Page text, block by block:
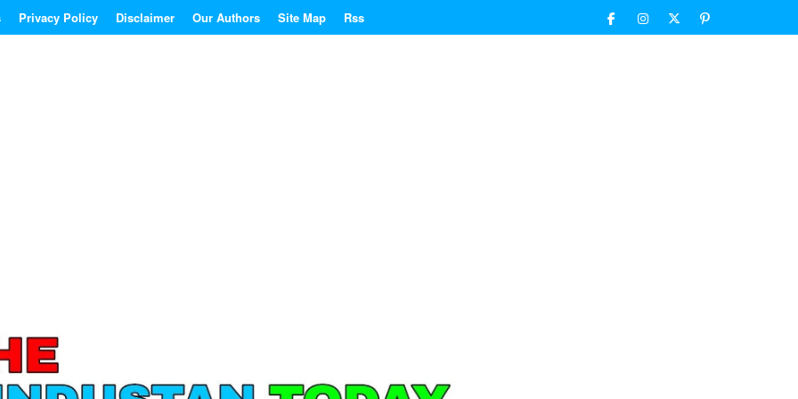
Privacy Policy Disclaimer Our Authors Site Map Rss FacebookInstagram
TwitterPinterest